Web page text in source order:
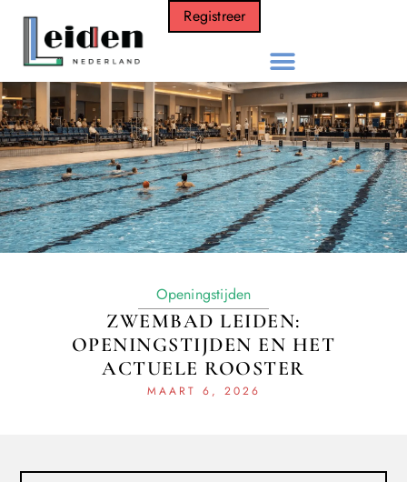
Registreer
Openingstijden
ZWEMBAD LEIDEN:
OPENINGSTIJDEN EN HET
ACTUELE ROOSTER
MAART 6, 2026